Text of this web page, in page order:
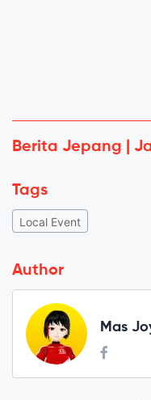
Berita Jepang |
Tags
Local Event
Author
Mas